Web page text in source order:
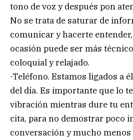
tono de voz y después pon
No se trata de saturar de
comunicar y hacerte
ocasión puede ser más
coloquial y relajado.
-Teléfono. Estamos ligados a
del día. Es importante que lo
vibración mientras dure tu
cita, para no demostrar poco
conversación y mucho